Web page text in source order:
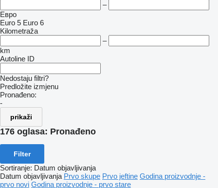
–
Евро
Euro 5 Euro 6
Kilometraža
–
km
Autoline ID
Nedostaju filtri?
Predložite izmjenu
Pronađeno:
-
prikaži
176 oglasa: Pronađeno
Filter
Sortiranje: Datum objavljivanja
Datum objavljivanja Prvo skupe Prvo jeftine Godina proizvodnje -
prvo novi Godina proizvodnje - prvo stare